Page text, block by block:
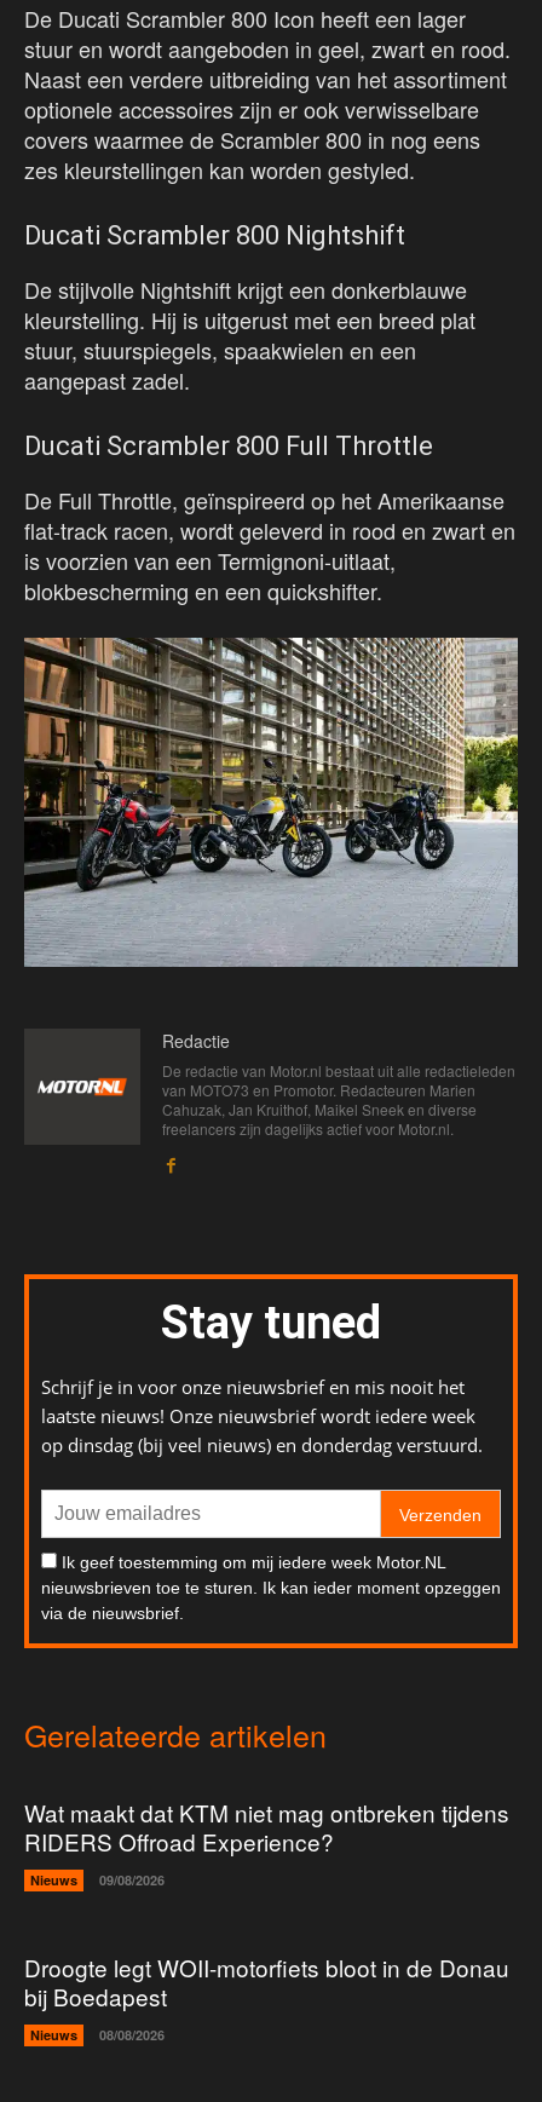
De Ducati Scrambler 800 Icon heeft een lager
stuur en wordt aangeboden in geel, zwart en rood.
Naast een verdere uitbreiding van het assortiment
optionele accessoires zijn er ook verwisselbare
covers waarmee de Scrambler 800 in nog eens
zes kleurstellingen kan worden gestyled.
Ducati Scrambler 800 Nightshift
De stijlvolle Nightshift krijgt een donkerblauwe
kleurstelling. Hij is uitgerust met een breed plat
stuur, stuurspiegels, spaakwielen en een
aangepast zadel.
Ducati Scrambler 800 Full Throttle
De Full Throttle, geïnspireerd op het Amerikaanse
flat-track racen, wordt geleverd in rood en zwart en
is voorzien van een Termignoni-uitlaat,
blokbescherming en een quickshifter.
Redactie
De redactie van Motor.nl bestaat uit alle redactieleden
van MOTO73 en Promotor. Redacteuren Marien
Cahuzak, Jan Kruithof, Maikel Sneek en diverse
freelancers zijn dagelijks actief voor Motor.nl.
Stay tuned
Schrijf je in voor onze nieuwsbrief en mis nooit het
laatste nieuws! Onze nieuwsbrief wordt iedere week
op dinsdag (bij veel nieuws) en donderdag verstuurd.
Verzenden
Ik geef toestemming om mij iedere week Motor.NL
nieuwsbrieven toe te sturen. Ik kan ieder moment opzeggen
via de nieuwsbrief.
Gerelateerde artikelen
Wat maakt dat KTM niet mag ontbreken tijdens
RIDERS Offroad Experience?
Nieuws 09/08/2026
Droogte legt WOII-motorfiets bloot in de Donau
bij Boedapest
Nieuws 08/08/2026